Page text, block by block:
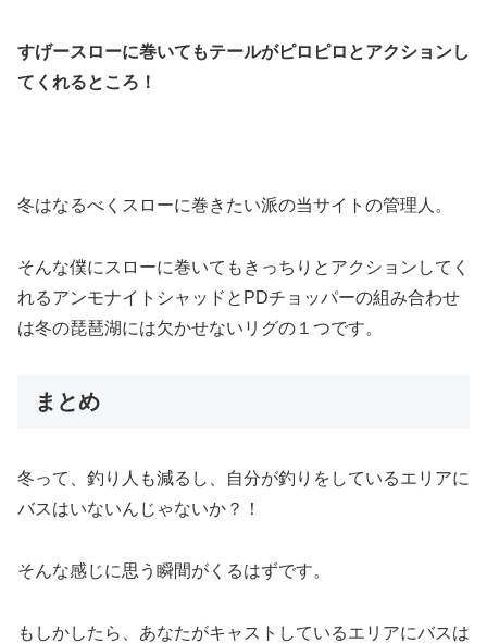
すげースローに巻いてもテールがピロピロとアクションし
てくれるところ！
冬はなるべくスローに巻きたい派の当サイトの管理人。
そんな僕にスローに巻いてもきっちりとアクションしてく
れるアンモナイトシャッドとPDチョッパーの組み合わせ
は冬の琵琶湖には欠かせないリグの１つです。
まとめ
冬って、釣り人も減るし、自分が釣りをしているエリアに
バスはいないんじゃないか？！
そんな感じに思う瞬間がくるはずです。
もしかしたら、あなたがキャストしているエリアにバスは